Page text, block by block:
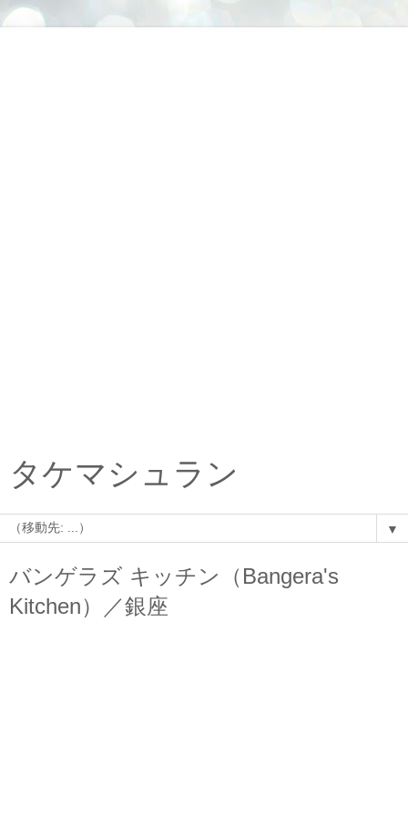
タケマシュラン
▼
バンゲラズ キッチン（Bangera's
Kitchen）／銀座